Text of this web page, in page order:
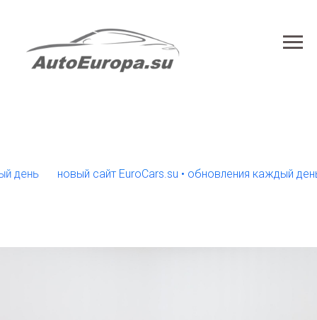
новый сайт EuroCars.su • обновления каждый день